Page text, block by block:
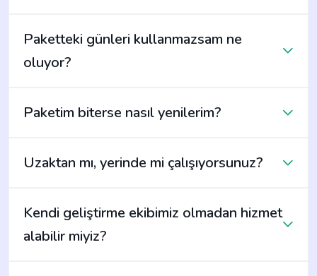
Paketteki günleri kullanmazsam ne
oluyor?
Paketim biterse nasıl yenilerim?
Uzaktan mı, yerinde mi çalışıyorsunuz?
Kendi geliştirme ekibimiz olmadan hizmet
alabilir miyiz?